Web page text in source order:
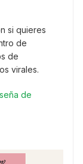
si quieres
de
de
virales.
de